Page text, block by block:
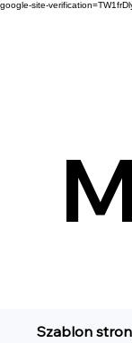
google-site-
Szablon